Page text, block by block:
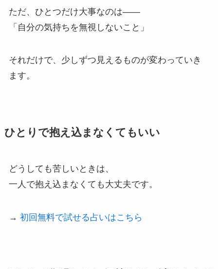
ただ、ひとつだけ大事なのは――
「自分の気持ちを無視しないこと」
それだけで、少しずつ見えるものが変わっていき
ます。
ひとりで抱え込まなくてもいい
どうしても苦しいときは、
一人で抱え込まなくても大丈夫です。
→ 初回無料で試せる占いはこちら